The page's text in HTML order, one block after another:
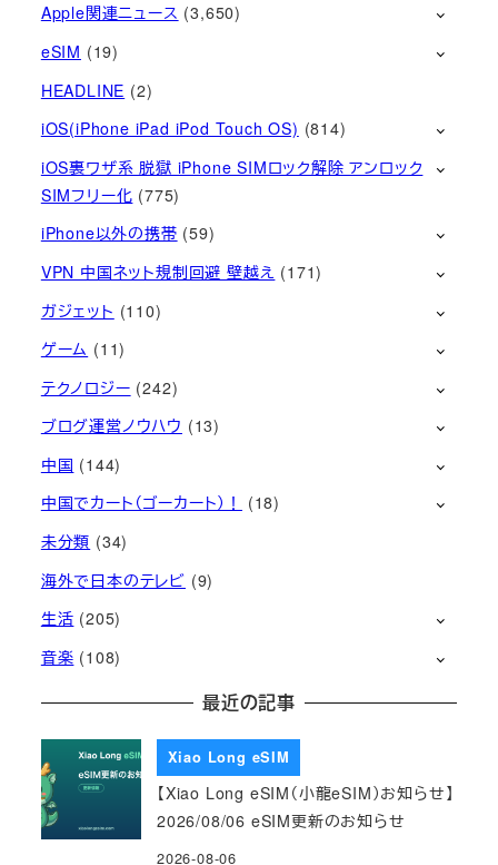
Apple関連ニュース (3,650)
eSIM (19)
HEADLINE (2)
iOS(iPhone iPad iPod Touch OS) (814)
iOS裏ワザ系 脱獄 iPhone SIMロック解除 アンロック
SIMフリー化 (775)
iPhone以外の携帯 (59)
VPN 中国ネット規制回避 壁越え (171)
ガジェット (110)
ゲーム (11)
テクノロジー (242)
ブログ運営ノウハウ (13)
中国 (144)
中国でカート（ゴーカート）！
(18)
未分類 (34)
海外で日本のテレビ (9)
生活 (205)
音楽 (108)
最近の記事
Xiao Long eSIM
【Xiao Long eSIM（小龍eSIM）お知らせ】
2026/08/06 eSIM更新のお知らせ
2026-08-06